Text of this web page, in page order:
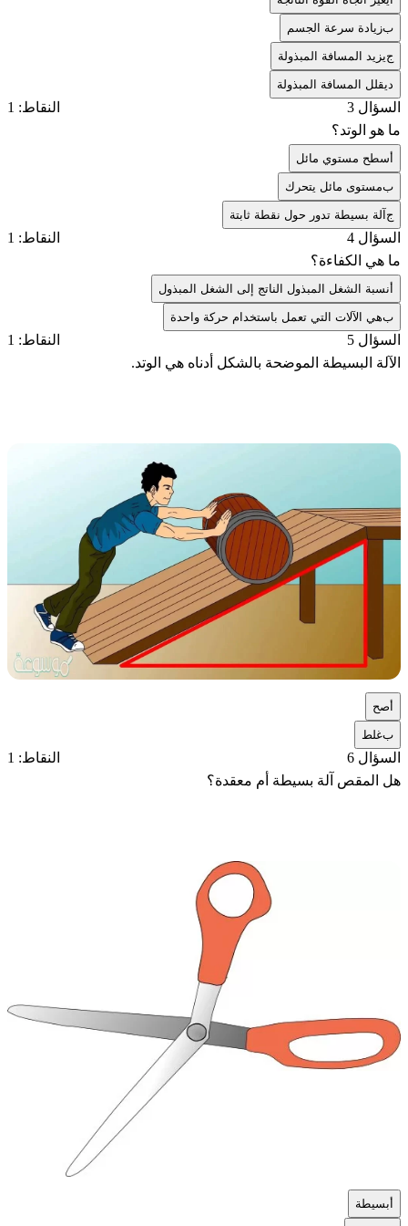
بزيادة سرعة الجسم
جيزيد المسافة المبذولة
يقلل المسافة المبذولة
السؤال 3
النقاط: 1
ما هو الوتد؟
سطح مستوي مائل
بمستوى مائل يتحرك
جآلة بسيطة تدور حول نقطة ثابتة
السؤال 4
النقاط: 1
ما هي الكفاءة؟
نسبة الشغل المبذول الناتج إلى الشغل المبذول
بهي الآلات التي تعمل باستخدام حركة واحدة
السؤال 5
النقاط: 1
الآلة البسيطة الموضحة بالشكل أدناه هي الوتد.
صح
بغلط
السؤال 6
النقاط: 1
هل المقص آلة بسيطة أم معقدة؟
بسيطة